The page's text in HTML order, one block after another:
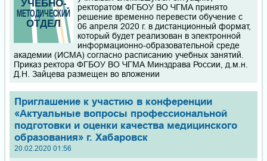
ректоратом ФГБОУ ВО ЧГМА принято
решение временно перевести обучение с
06 апреля 2020 г. в дистанционный формат,
который будет реализован в электронной
информационно-образовательной среде
академии (ИСМА) согласно расписанию учебных занятий.
Приказ ректора ФГБОУ ВО ЧГМА Минздрава России, д.м.н.
Д.Н. Зайцева размещен во вложении
Приглашение к участию в конференции
«Актуальные вопросы профессиональной
подготовки и оценки качества медицинского
образования» г. Хабаровск
20.02.2020 01:56